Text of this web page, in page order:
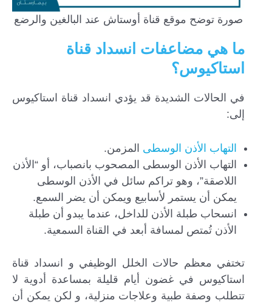
صورة توضح موقع قناة أوستاش عند البالغين والرضع
ما هي مضاعفات انسداد قناة
استاكيوس؟
في الحالات الشديدة قد يؤدي انسداد قناة استاكيوس
إلى:
التهاب الأذن الوسطى المزمن.
التهاب الأذن الوسطى المصحوب بانصباب، أو “الأذن
اللاصقة”، وهو تراكم سائل في الأذن الوسطى
يمكن أن يستمر لأسابيع ويمكن أن يضر السمع.
انسحاب طبلة الأذن للداخل، عندما يبدو أن طبلة
الأذن تُمتص لمسافة أبعد في القناة السمعية.
تختفي معظم حالات الخلل الوظيفي و انسداد قناة
استاكيوس في غضون أيام قليلة بمساعدة أدوية لا
تتطلب وصفة طبية وعلاجات منزلية، و لكن يمكن أن